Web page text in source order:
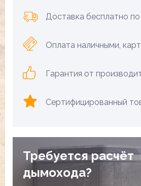
Доставка бесплатно
Оплата наличными,
Гарантия от
Сертифицированный
Требуется расчёт
дымохода?